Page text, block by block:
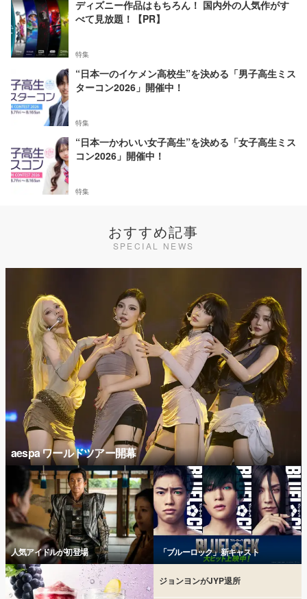
ディズニー作品はもちろん！ 国内外の人気作がす
べて見放題！【PR】
特集
“日本一のイケメン高校生”を決める「男子高生ミス
ターコン2026」開催中！
特集
“日本一かわいい女子高生”を決める「女子高生ミス
コン2026」開催中！
特集
おすすめ記事
SPECIAL NEWS
aespa ワールドツアー開幕
人気アイドルが初登場 「ブルーロック」新キャスト
ジョンヨンがJYP退所